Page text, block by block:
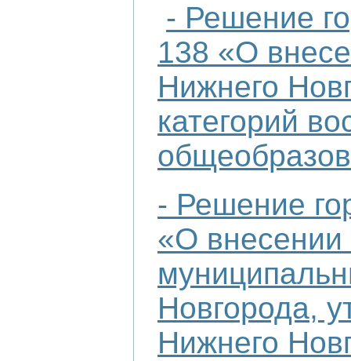
- Решение
138 «О
Нижнего
категорий
- Решение
«О внесении
Новгорода,
Нижнего